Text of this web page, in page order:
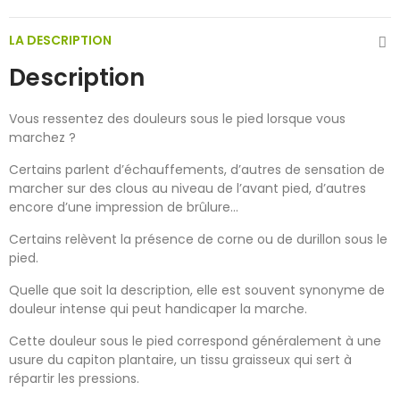
LA DESCRIPTION
Description
Vous ressentez des douleurs sous le pied lorsque vous
marchez ?
Certains parlent d’échauffements, d’autres de sensation de
marcher sur des clous au niveau de l’avant pied, d’autres
encore d’une impression de brûlure…
Certains relèvent la présence de corne ou de durillon sous le
pied.
Quelle que soit la description, elle est souvent synonyme de
douleur intense qui peut handicaper la marche.
Cette douleur sous le pied correspond généralement à une
usure du capiton plantaire, un tissu graisseux qui sert à
répartir les pressions.